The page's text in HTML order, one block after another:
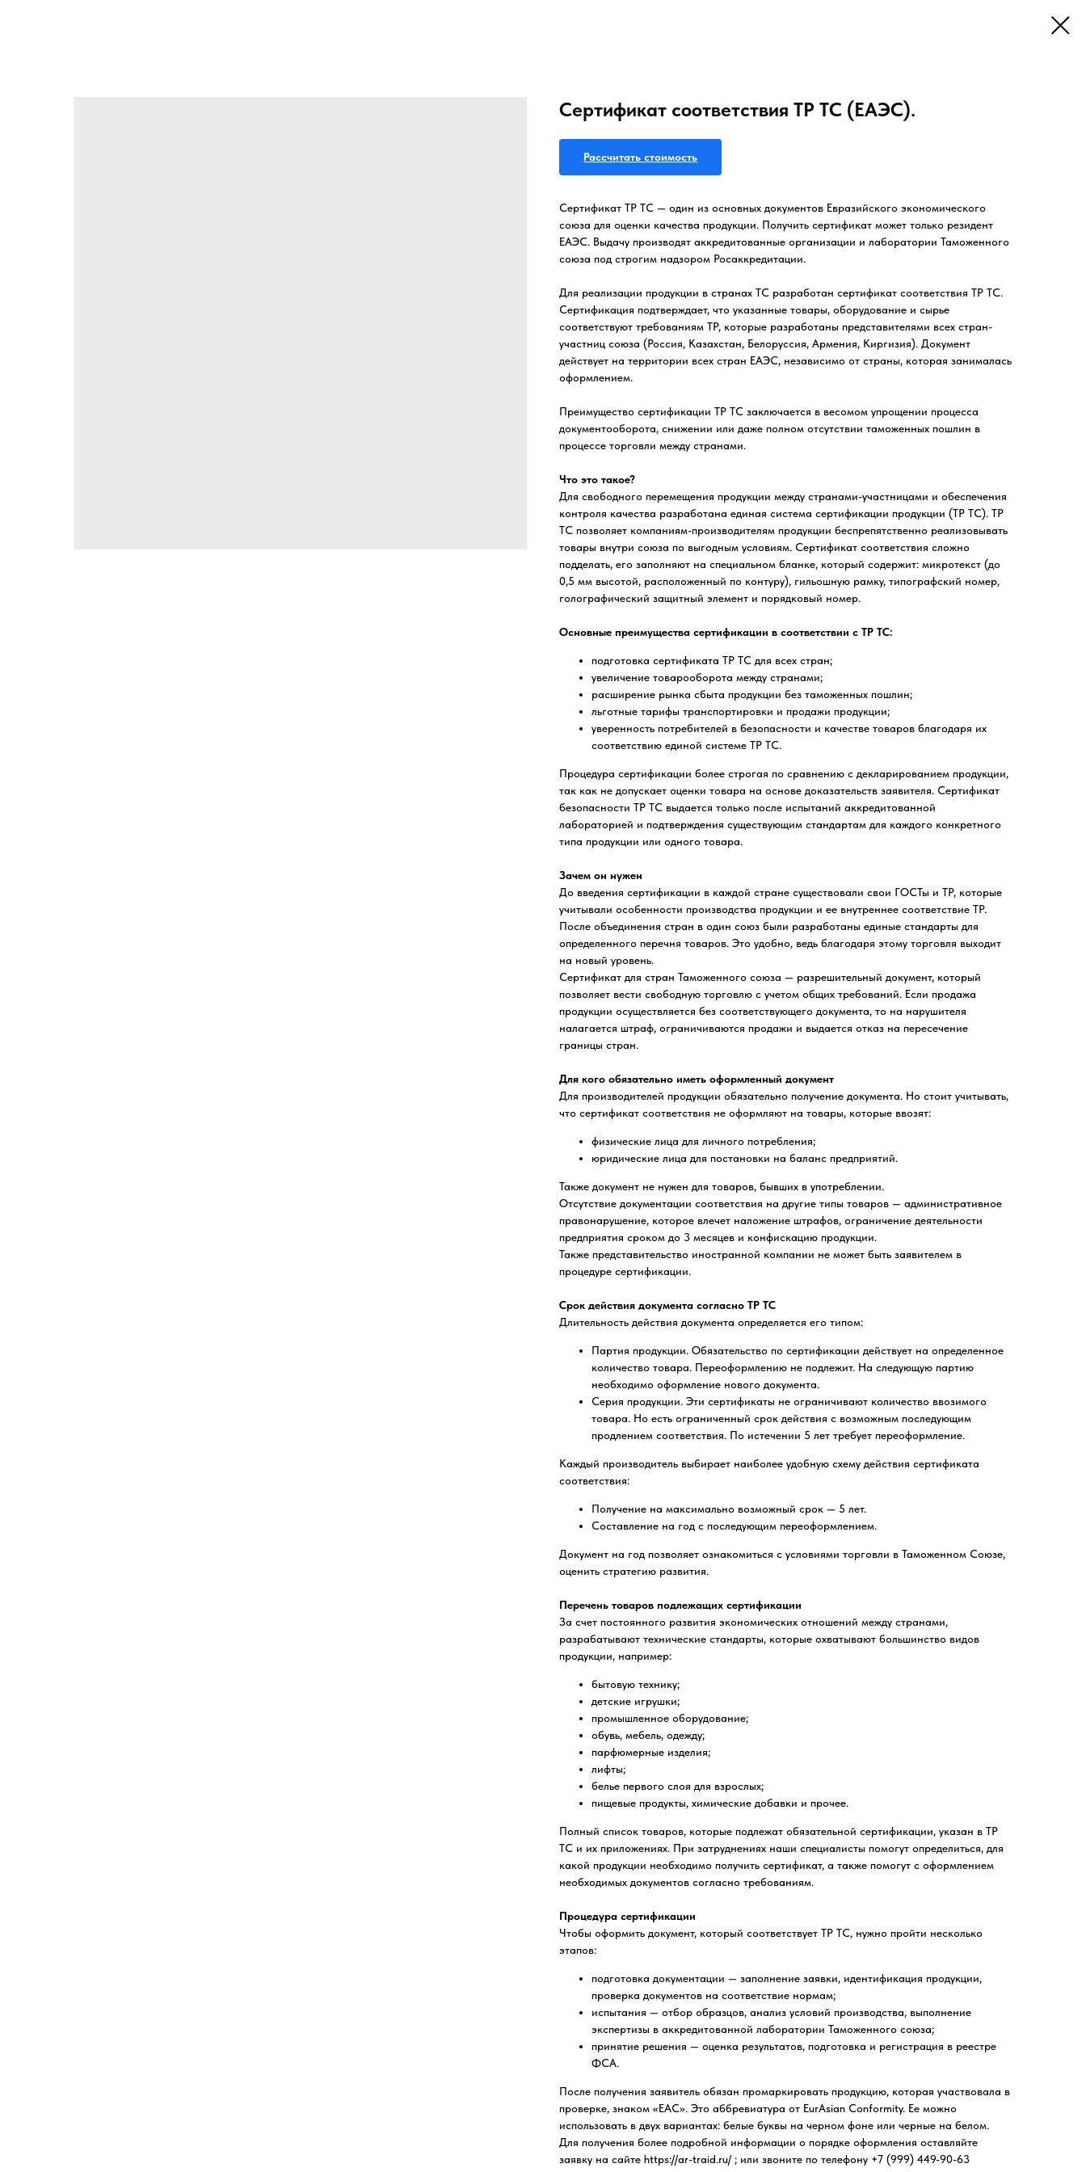
Сертификат соответствия ТР ТС (ЕАЭС).
Рассчитать стоимость
Сертификат ТР ТС — один из основных документов Евразийского экономического
союза для оценки качества продукции. Получить сертификат может только резидент
ЕАЭС. Выдачу производят аккредитованные организации и лаборатории Таможенного
союза под строгим надзором Росаккредитации.
Для реализации продукции в странах ТС разработан сертификат соответствия ТР ТС.
Сертификация подтверждает, что указанные товары, оборудование и сырье
соответствуют требованиям ТР, которые разработаны представителями всех стран-
участниц союза (Россия, Казахстан, Белоруссия, Армения, Киргизия). Документ
действует на территории всех стран ЕАЭС, независимо от страны, которая занималась
оформлением.
Преимущество сертификации ТР ТС заключается в весомом упрощении процесса
документооборота, снижении или даже полном отсутствии таможенных пошлин в
процессе торговли между странами.
Что это такое?
Для свободного перемещения продукции между странами-участницами и обеспечения
контроля качества разработана единая система сертификации продукции (ТР ТС). ТР
ТС позволяет компаниям-производителям продукции беспрепятственно реализовывать
товары внутри союза по выгодным условиям. Сертификат соответствия сложно
подделать, его заполняют на специальном бланке, который содержит: микротекст (до
0,5 мм высотой, расположенный по контуру), гильошную рамку, типографский номер,
голографический защитный элемент и порядковый номер.
Основные преимущества сертификации в соответствии с ТР ТС:
подготовка сертификата ТР ТС для всех стран;
увеличение товарооборота между странами;
расширение рынка сбыта продукции без таможенных пошлин;
льготные тарифы транспортировки и продажи продукции;
уверенность потребителей в безопасности и качестве товаров благодаря их
соответствию единой системе ТР ТС.
Процедура сертификации более строгая по сравнению с декларированием продукции,
так как не допускает оценки товара на основе доказательств заявителя. Сертификат
безопасности ТР ТС выдается только после испытаний аккредитованной
лабораторией и подтверждения существующим стандартам для каждого конкретного
типа продукции или одного товара.
Зачем он нужен
До введения сертификации в каждой стране существовали свои ГОСТы и ТР, которые
учитывали особенности производства продукции и ее внутреннее соответствие ТР.
После объединения стран в один союз были разработаны единые стандарты для
определенного перечня товаров. Это удобно, ведь благодаря этому торговля выходит
на новый уровень.
Сертификат для стран Таможенного союза — разрешительный документ, который
позволяет вести свободную торговлю с учетом общих требований. Если продажа
продукции осуществляется без соответствующего документа, то на нарушителя
налагается штраф, ограничиваются продажи и выдается отказ на пересечение
границы стран.
Для кого обязательно иметь оформленный документ
Для производителей продукции обязательно получение документа. Но стоит учитывать,
что сертификат соответствия не оформляют на товары, которые ввозят:
физические лица для личного потребления;
юридические лица для постановки на баланс предприятий.
Также документ не нужен для товаров, бывших в употреблении.
Отсутствие документации соответствия на другие типы товаров — административное
правонарушение, которое влечет наложение штрафов, ограничение деятельности
предприятия сроком до 3 месяцев и конфискацию продукции.
Также представительство иностранной компании не может быть заявителем в
процедуре сертификации.
Срок действия документа согласно ТР ТС
Длительность действия документа определяется его типом:
Партия продукции. Обязательство по сертификации действует на определенное
количество товара. Переоформлению не подлежит. На следующую партию
необходимо оформление нового документа.
Серия продукции. Эти сертификаты не ограничивают количество ввозимого
товара. Но есть ограниченный срок действия с возможным последующим
продлением соответствия. По истечении 5 лет требует переоформление.
Каждый производитель выбирает наиболее удобную схему действия сертификата
соответствия:
Получение на максимально возможный срок — 5 лет.
Составление на год с последующим переоформлением.
Документ на год позволяет ознакомиться с условиями торговли в Таможенном Союзе,
оценить стратегию развития.
Перечень товаров подлежащих сертификации
За счет постоянного развития экономических отношений между странами,
разрабатывают технические стандарты, которые охватывают большинство видов
продукции, например:
бытовую технику;
детские игрушки;
промышленное оборудование;
обувь, мебель, одежду;
парфюмерные изделия;
лифты;
белье первого слоя для взрослых;
пищевые продукты, химические добавки и прочее.
Полный список товаров, которые подлежат обязательной сертификации, указан в ТР
ТС и их приложениях. При затруднениях наши специалисты помогут определиться, для
какой продукции необходимо получить сертификат, а также помогут с оформлением
необходимых документов согласно требованиям.
Процедура сертификации
Чтобы оформить документ, который соответствует ТР ТС, нужно пройти несколько
этапов:
подготовка документации — заполнение заявки, идентификация продукции,
проверка документов на соответствие нормам;
испытания — отбор образцов, анализ условий производства, выполнение
экспертизы в аккредитованной лаборатории Таможенного союза;
принятие решения — оценка результатов, подготовка и регистрация в реестре
ФСА.
После получения заявитель обязан промаркировать продукцию, которая участвовала в
проверке, знаком «ЕАС». Это аббревиатура от EurAsian Conformity. Ее можно
использовать в двух вариантах: белые буквы на черном фоне или черные на белом.
Для получения более подробной информации о порядке оформления оставляйте
заявку на сайте https://ar-traid.ru/ ; или звоните по телефону +7 (999) 449-90-63